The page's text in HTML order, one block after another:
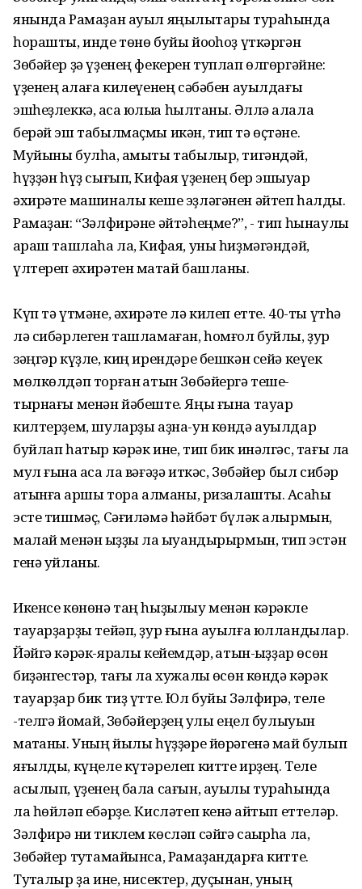
янында Рамаҙан ауыл яңылыҡтары тураһында
һорашты, инде төнө буйы йоҡоһоҙ үткәргән
Зөбәйер ҙә үҙенең фекерен туплап өлгөргәйне:
үҙенең ҡалаға килеүенең сәбәбен ауылдағы
эшһеҙлеккә, аҡса юҡлыҡҡа һылтаны. Әллә ҡалала
берәй эш табылмаҫмы икән, тип тә өҫтәне.
Муйыны булһа, ҡамыты табылыр, тигәндәй,
һүҙҙән һүҙ сығып, Кифая үҙенең бер эшҡыуар
әхирәте машиналы кеше эҙләгәнен әйтеп һалды.
Рамаҙан: “Зәлфирәне әйтәһеңме?”, - тип һынаулы
ҡараш ташлаһа ла, Кифая, уны һиҙмәгәндәй,
үлтереп әхирәтен маҡтай башланы.
Күп тә үтмәне, әхирәте лә килеп етте. 40-ты үтһә
лә сибәрлеген ташламаған, һомғол буйлы, ҙур
зәңгәр күҙле, киң ирендәре бешкән сейә кеүек
мөлкөлдәп торған ҡатын Зөбәйергә теше-
тырнағы менән йәбеште. Яңы ғына тауар
килтерҙем, шуларҙы аҙна-ун көндә ауылдар
буйлап һатыр кәрәк ине, тип бик инәлгәс, тағы ла
мул ғына аҡса ла вәғәҙә иткәс, Зөбәйер был сибәр
ҡатынға ҡаршы тора алманы, ризалашты. Аҡсаһы
эсте тишмәҫ, Сәғиләмә һәйбәт бүләк алырмын,
малай менән ҡыҙҙы ла ҡыуандырырмын, тип эстән
генә уйланы.
Икенсе көнөнә таң һыҙылыу менән кәрәкле
тауарҙарҙы тейәп, ҙур ғына ауылға юлландылар.
Йәйгә кәрәк-яраҡлы кейемдәр, ҡатын-ҡыҙҙар өсөн
биҙәнгестәр, тағы ла хужалыҡ өсөн көндә кәрәк
тауарҙар бик тиҙ үтте. Юл буйы Зәлфирә, теле
-телгә йоҡмай, Зөбәйерҙең ҡулы еңел булыуын
маҡтаны. Уның йылы һүҙҙәре йөрәгенә май булып
яғылды, күңеле күтәрелеп китте ирҙең. Теле
асылып, үҙенең бала сағын, ауылы тураһында
ла һөйләп ебәрҙе. Кисләтеп кенә ҡайтып еттеләр.
Зәлфирә ни тиклем көсләп сәйгә саҡырһа ла,
Зөбәйер туҡтамайынса, Рамаҙандарға китте.
Туҡталыр ҙа ине, нисектер, дуҫынан, уның